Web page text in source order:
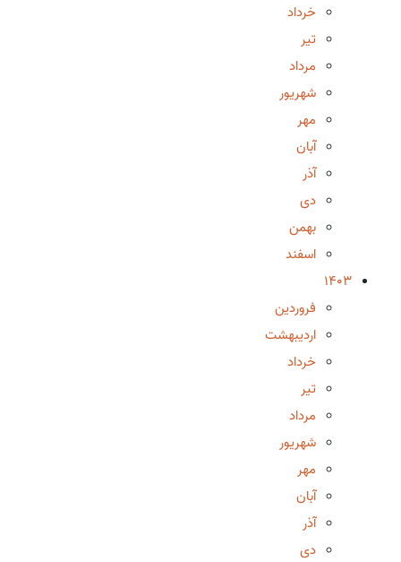
خرداد
تیر
مرداد
شهریور
مهر
آبان
آذر
دی
بهمن
اسفند
1403
فروردین
اردیبهشت
خرداد
تیر
مرداد
شهریور
مهر
آبان
آذر
دی